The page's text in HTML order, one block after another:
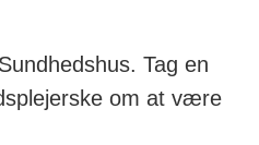
Tag en
om at være